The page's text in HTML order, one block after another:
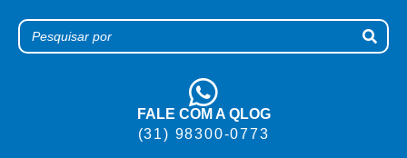
FALE COM A QLOG
(31) 98300-0773